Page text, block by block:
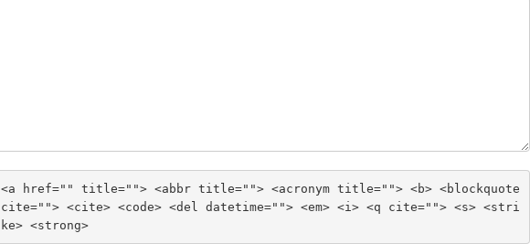
<a href="" title=""> <abbr title=""> <acronym title=""> <b> <blockquote
cite=""> <cite> <code> <del datetime=""> <em> <i> <q cite=""> <s> <stri
ke> <strong>